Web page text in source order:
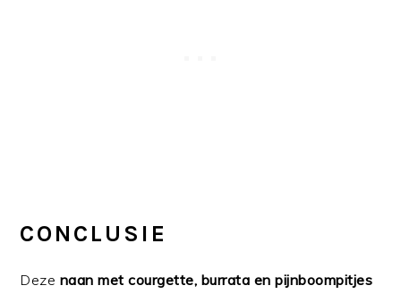
CONCLUSIE
Deze naan met courgette, burrata en pijnboompitjes